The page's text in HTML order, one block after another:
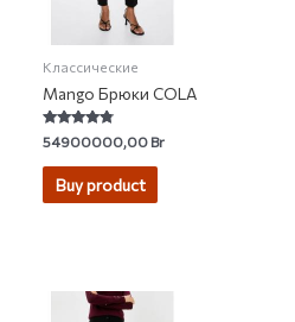
Классические
Mango Брюки COLA
Rated
4.57
out of 5
54900000,00Br
Buy product